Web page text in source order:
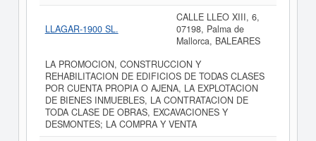
LLAGAR-1900 SL.
CALLE LLEO XIII, 6,
07198, Palma de
Mallorca, BALEARES
LA PROMOCION, CONSTRUCCION Y
REHABILITACION DE EDIFICIOS DE TODAS CLASES
POR CUENTA PROPIA O AJENA, LA EXPLOTACION
DE BIENES INMUEBLES, LA CONTRATACION DE
TODA CLASE DE OBRAS, EXCAVACIONES Y
DESMONTES; LA COMPRA Y VENTA